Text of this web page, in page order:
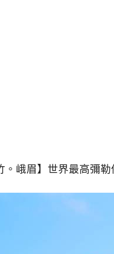
。峨眉】世界最高彌